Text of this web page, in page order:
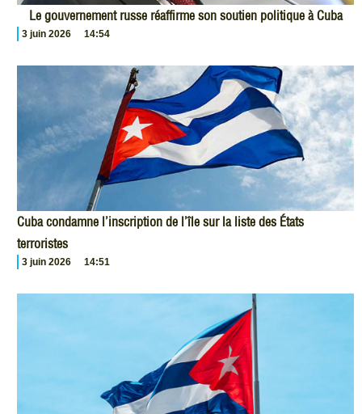
Le gouvernement russe réaffirme son soutien politique à Cuba
3 juin 2026 14:54
Cuba condamne l’inscription de l’île sur la liste des États
terroristes
3 juin 2026 14:51